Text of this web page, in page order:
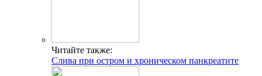
Читайте также:
Слива при остром и хроническом панкреатите